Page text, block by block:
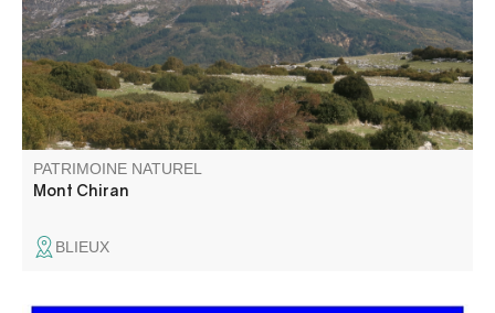
clair, le Canigou. Un belvédère unique pour les amoureux
de grands horizons.
PATRIMOINE NATUREL
Mont Chiran
BLIEUX